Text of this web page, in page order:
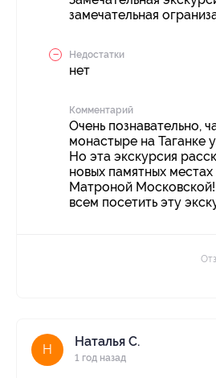
замечательная
Недостатки
нет
Комментарий
Очень познавательно,
монастыре на Таганке
Но эта экскурсия
новых памятных местах
Матроной
всем посетить эту
Н
Наталья С.
1 год назад